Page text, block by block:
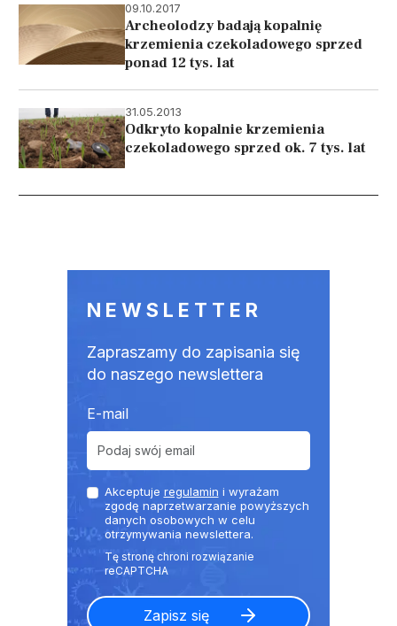
09.10.2017
Archeolodzy badają kopalnię
krzemienia czekoladowego sprzed
ponad 12 tys. lat
31.05.2013
Odkryto kopalnie krzemienia
czekoladowego sprzed ok. 7 tys. lat
NEWSLETTER
Zapraszamy do zapisania się
do naszego newslettera
E-mail
Akceptuje regulamin i wyrażam
zgodę naprzetwarzanie powyższych
danych osobowych w celu
otrzymywania newslettera.